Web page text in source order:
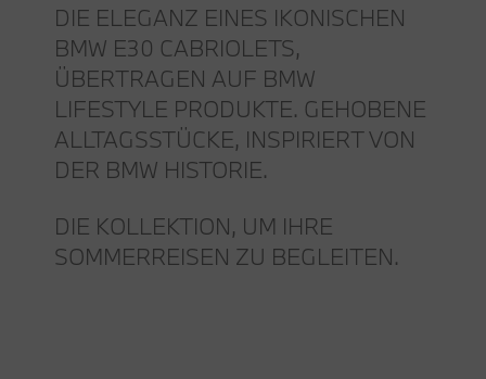
DIE ELEGANZ EINES IKONISCHEN
BMW E30 CABRIOLETS,
ÜBERTRAGEN AUF BMW
LIFESTYLE PRODUKTE. GEHOBENE
ALLTAGSSTÜCKE, INSPIRIERT VON
DER BMW HISTORIE.
DIE KOLLEKTION, UM IHRE
SOMMERREISEN ZU BEGLEITEN.